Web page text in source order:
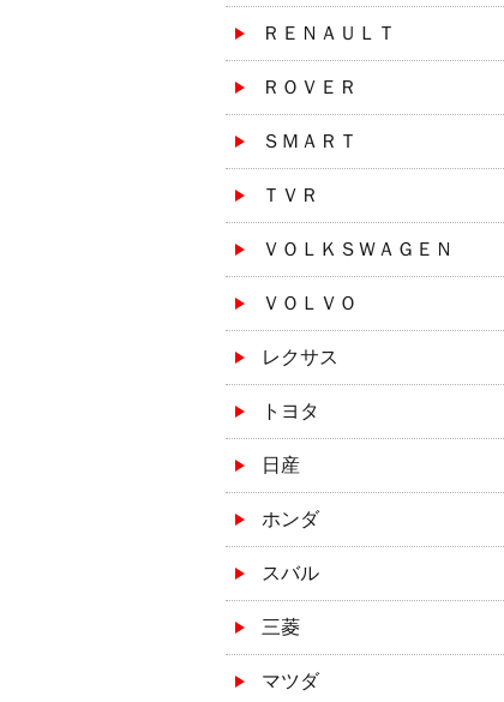
ＲＥＮＡＵＬＴ
ＲＯＶＥＲ
ＳＭＡＲＴ
ＴＶＲ
ＶＯＬＫＳＷＡＧＥＮ
ＶＯＬＶＯ
レクサス
トヨタ
日産
ホンダ
スバル
三菱
マツダ